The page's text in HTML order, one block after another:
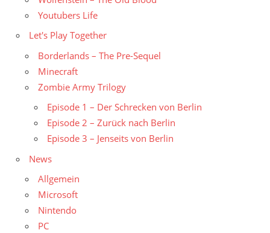
Youtubers Life
Let's Play Together
Borderlands – The Pre-Sequel
Minecraft
Zombie Army Trilogy
Episode 1 – Der Schrecken von Berlin
Episode 2 – Zurück nach Berlin
Episode 3 – Jenseits von Berlin
News
Allgemein
Microsoft
Nintendo
PC